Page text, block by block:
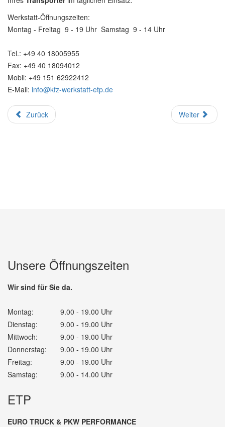
Werkstatt-Öffnungszeiten:
Montag - Freitag 9 - 19 Uhr Samstag 9 - 14 Uhr
Tel.: +49 40 18005955
Fax: +49 40 18094012
Mobil: +49 151 62922412
E-Mail: info@kfz-werkstatt-etp.de
Zurück Weiter
Unsere Öffnungszeiten
Wir sind für Sie da.
Montag:
9.00 - 19.00 Uhr
Dienstag:
9.00 - 19.00 Uhr
Mittwoch:
9.00 - 19.00 Uhr
Donnerstag:
9.00 - 19.00 Uhr
Freitag:
9.00 - 19.00 Uhr
Samstag:
9.00 - 14.00 Uhr
ETP
EURO TRUCK & PKW PERFORMANCE